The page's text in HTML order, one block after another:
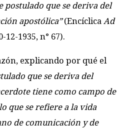
postulado que se deriva del
apostólica”(Encíclica Ad
12-1935, n° 67).
explicando por qué el
que se deriva del
tiene como campo de
que se refiere a la vida
de comunicación y de